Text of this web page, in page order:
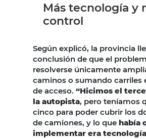
Más tecnología y
control
Según explicó, la provincia
conclusión de que el
resolverse únicamente
caminos o sumando carriles
de acceso. “Hicimos el
la autopista, pero teníamos
cinco para poder cubrir los
de camiones, y lo que había
implementar era